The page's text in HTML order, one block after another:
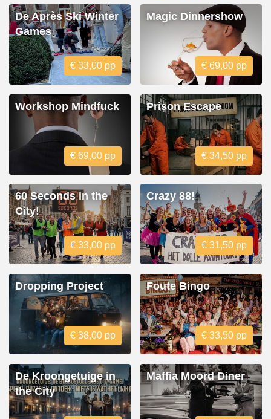
De Après Ski Winter
Games
€ 33,00 pp
Magic Dinnershow
€ 69,00 pp
Workshop Mindfuck
€ 69,00 pp
Prison Escape
€ 34,50 pp
60 Seconds in the
City!
€ 33,00 pp
Crazy 88!
€ 31,50 pp
Dropping Project
€ 38,00 pp
Foute Bingo
€ 33,50 pp
De Kroongetuige in
the City
Maffia Moord Diner